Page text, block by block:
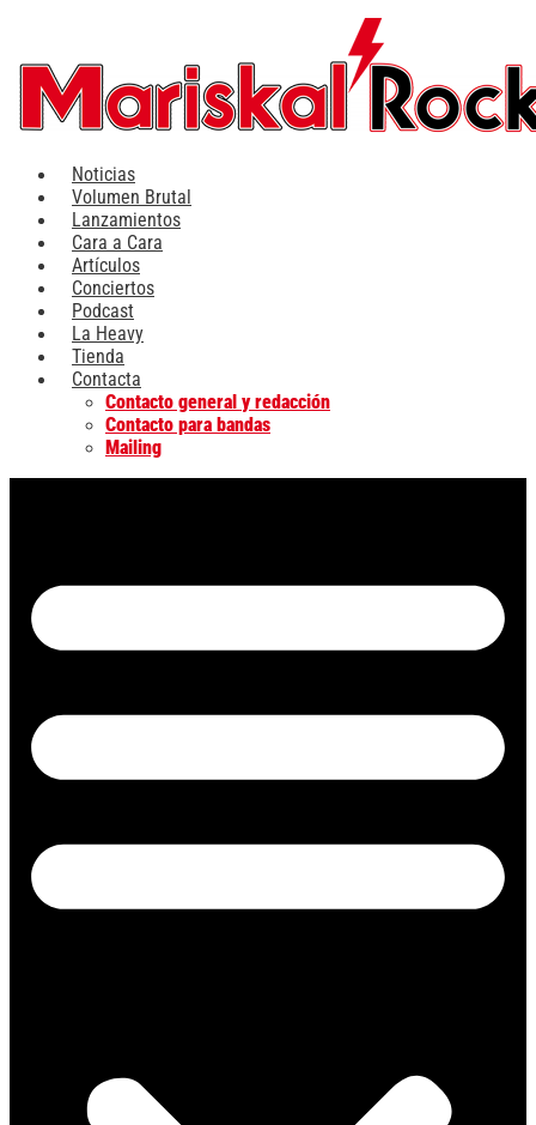
contenido
Noticias
Volumen Brutal
Lanzamientos
Cara a Cara
Artículos
Conciertos
Podcast
La Heavy
Tienda
Contacta
Contacto general y redacción
Contacto para bandas
Mailing